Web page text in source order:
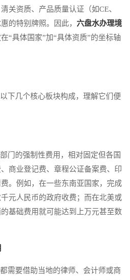
关资质、产品质量认证（如CE、
的特别牌照。因此， 六盘水办理境
“具体国家”加“具体资质”的坐标轴
几个核心板块构成，理解它们便
的强制性费用，相对固定但各国
商业登记费、章程公证备案费、印
。例如，在一些东南亚国家，完成
元人民币的政府收费；而在北美或
基础费用就可能达到上万元甚至数
要借助当地的律师、会计师或商